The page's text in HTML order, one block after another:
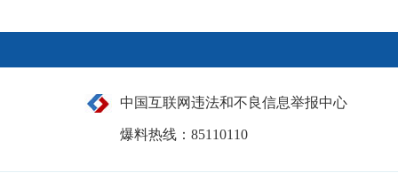
中国互联网违法和不良信息举报中心
爆料热线：85110110